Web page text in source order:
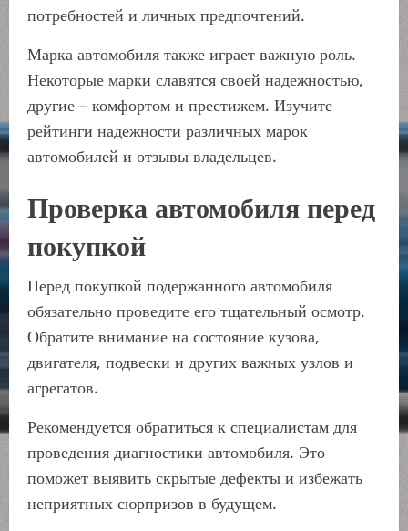
потребностей и личных предпочтений.
Марка автомобиля также играет важную роль.
Некоторые марки славятся своей надежностью,
другие – комфортом и престижем. Изучите
рейтинги надежности различных марок
автомобилей и отзывы владельцев.
Проверка автомобиля перед
покупкой
Перед покупкой подержанного автомобиля
обязательно проведите его тщательный осмотр.
Обратите внимание на состояние кузова,
двигателя, подвески и других важных узлов и
агрегатов.
Рекомендуется обратиться к специалистам для
проведения диагностики автомобиля. Это
поможет выявить скрытые дефекты и избежать
неприятных сюрпризов в будущем.